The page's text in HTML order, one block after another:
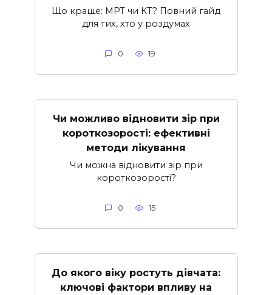
Що краще: МРТ чи КТ? Повний гайд
для тих, хто у роздумах
0 19
Чи можливо відновити зір при
короткозорості: ефективні
методи лікування
Чи можна відновити зір при
короткозорості?
0 15
До якого віку ростуть дівчата:
ключові фактори впливу на